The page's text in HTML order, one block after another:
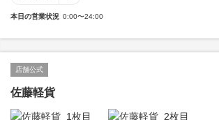
本日の営業状況 0:00〜24:00
店舗公式
佐藤軽貨